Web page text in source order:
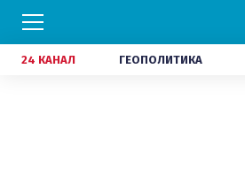
24 КАНАЛ ГЕОПОЛИТИКА